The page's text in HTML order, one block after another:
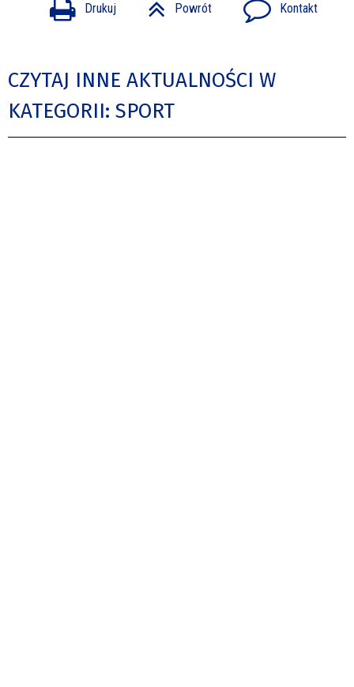
Drukuj Powrót Kontakt
CZYTAJ INNE AKTUALNOŚCI W
KATEGORII: SPORT